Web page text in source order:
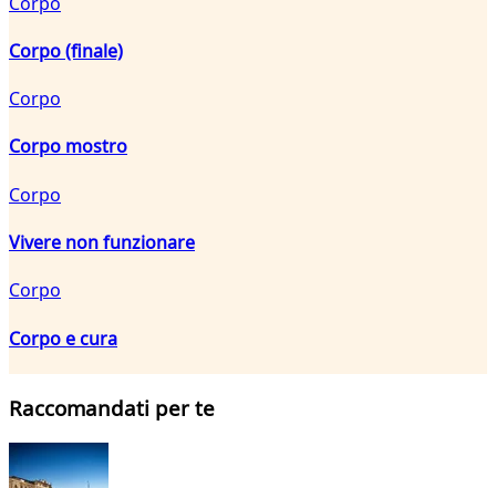
Corpo (finale)
Corpo
Corpo mostro
Corpo
Vivere non funzionare
Corpo
Corpo e cura
Raccomandati per te